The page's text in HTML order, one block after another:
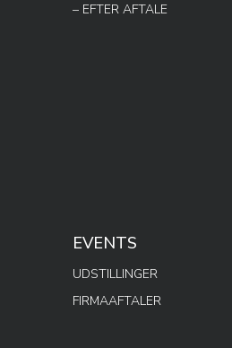
– EFTER AFTALE
EVENTS
UDSTILLINGER
FIRMAAFTALER